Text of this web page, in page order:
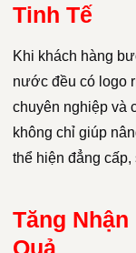
Tinh Tế
Khi khách hàng
nước đều có logo
chuyên nghiệp và
không chỉ giúp
thể hiện đẳng
Tăng
Quả